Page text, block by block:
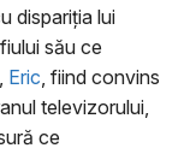
dispariția lui
său ce
Eric, fiind convins
televizorului,
ce